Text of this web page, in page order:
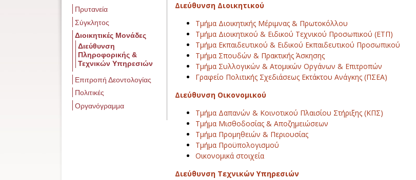
Πρυτανεία
Σύγκλητος
Διοικητικές Μονάδες
Διεύθυνση
Πληροφορικής &
Τεχνικών Υπηρεσιών
Επιτροπή Δεοντολογίας
Πολιτικές
Οργανόγραμμα
Διεύθυνση Διοικητικού
Τμήμα Διοικητικής Μέριμνας & Πρωτοκόλλου
Τμήμα Διοικητικού & Ειδικού Τεχνικού Προσωπικού (ΕΤΠ)
Τμήμα Εκπαιδευτικού & Ειδικού Εκπαιδευτικού Προσωπικού
Τμήμα Σπουδών & Πρακτικής Άσκησης
Τμήμα Συλλογικών & Ατομικών Οργάνων & Επιτροπών
Γραφείο Πολιτικής Σχεδιάσεως Εκτάκτου Ανάγκης (ΠΣΕΑ)
Διεύθυνση Οικονομικού
Τμήμα Δαπανών & Κοινοτικού Πλαισίου Στήριξης (ΚΠΣ)
Τμήμα Μισθοδοσίας & Αποζημειώσεων
Τμήμα Προμηθειών & Περιουσίας
Τμήμα Προϋπολογισμού
Οικονομικά στοιχεία
Διεύθυνση Τεχνικών Υπηρεσιών